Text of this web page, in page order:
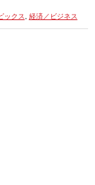
ックス 経済／ビジネス